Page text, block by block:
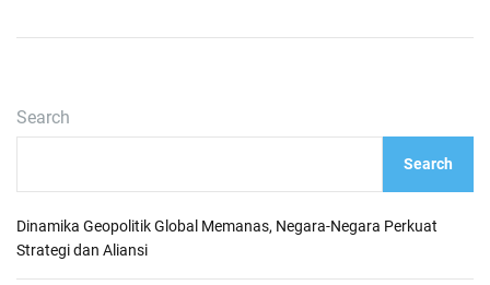
Search
Search
Dinamika Geopolitik Global Memanas, Negara-Negara Perkuat
Strategi dan Aliansi